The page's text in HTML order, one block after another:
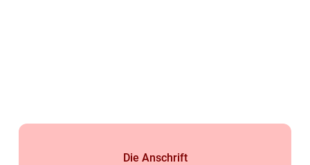
Die Anschrift